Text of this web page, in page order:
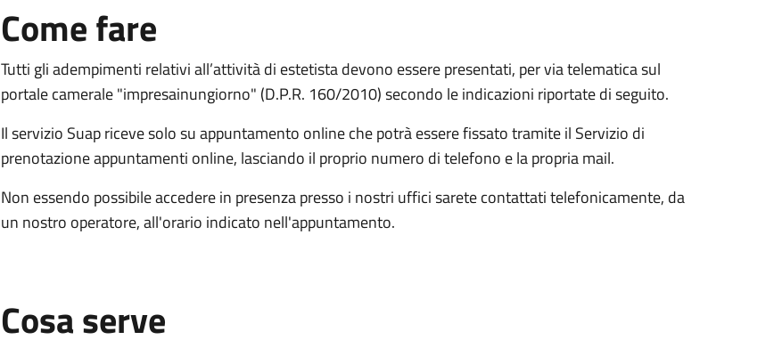
Come fare
Tutti gli adempimenti relativi all’attività di estetista devono essere presentati, per via telematica sul
portale camerale "impresainungiorno" (D.P.R. 160/2010) secondo le indicazioni riportate di seguito.
Il servizio Suap riceve solo su appuntamento online che potrà essere fissato tramite il Servizio di
prenotazione appuntamenti online, lasciando il proprio numero di telefono e la propria mail.
Non essendo possibile accedere in presenza presso i nostri uffici sarete contattati telefonicamente, da
un nostro operatore, all'orario indicato nell'appuntamento.
Cosa serve